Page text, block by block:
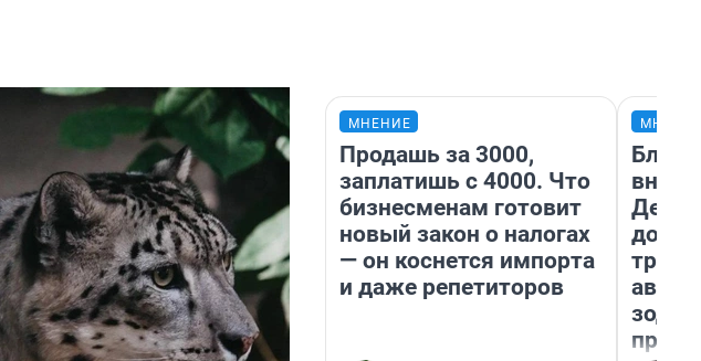
МНЕНИЕ
Продашь за 3000,
заплатишь с 4000. Что
бизнесменам готовит
новый закон о налогах
— он коснется импорта
и даже репетиторов